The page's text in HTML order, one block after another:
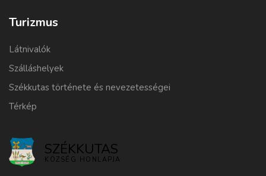
Turizmus
Látnivalók
Szálláshelyek
Székkutas története és nevezetességei
Térkép
SZÉKKUTAS
KÖZSÉG HONLAPJA